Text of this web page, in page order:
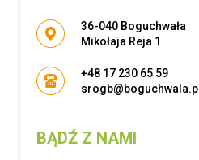
Adres pocztowy:
36-040 Boguchwała
Mikołaja Reja 1
+48 17 230 65 59
srogb@boguchwala.pl
BĄDŹ Z NAMI